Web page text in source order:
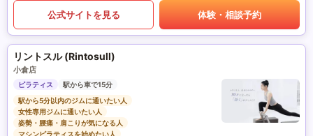
公式サイトを見る 体験・相談予約
リントスル (Rintosull)
小倉店
ピラティス
駅から車で15分
駅から5分以内のジムに通いたい人
女性専用ジムに通いたい人
姿勢・腰痛・肩こりが気になる人
マシンピラティスを始めたい人